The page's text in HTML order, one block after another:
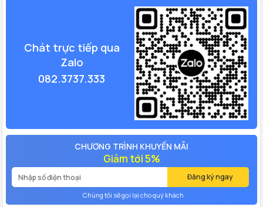
Chát trực tiếp qua
Zalo
082.3737.333
CHƯƠNG TRÌNH KHUYẾN MÃI
Giảm tới 5%
Đăng ký ngay
Chúng tôi sẽ gọi lại cho quý khách